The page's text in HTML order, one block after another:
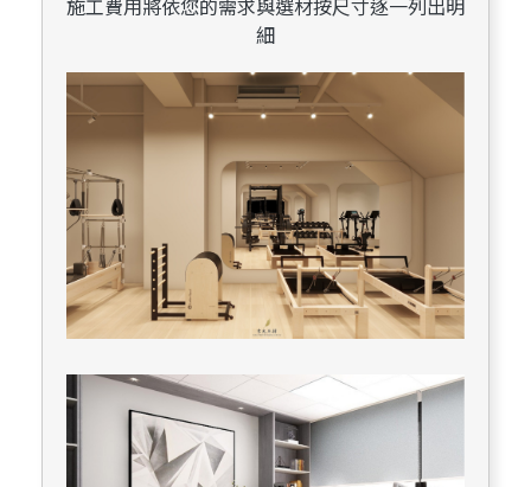
施工費用將依您的需求與選材按尺寸逐一列出明
細